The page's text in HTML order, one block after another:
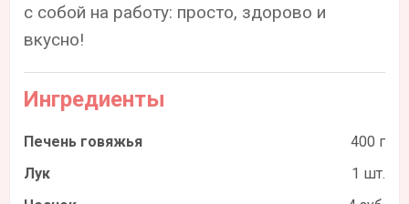
с собой на работу: просто, здорово и
вкусно!
Ингредиенты
Печень говяжья
400 г
Лук
1 шт.